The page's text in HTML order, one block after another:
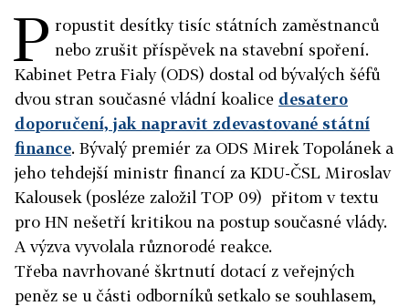
P ropustit desítky tisíc státních zaměstnanců
nebo zrušit příspěvek na stavební spoření.
Kabinet Petra Fialy (ODS) dostal od bývalých šéfů
dvou stran současné vládní koalice desatero
doporučení, jak napravit zdevastované státní
finance. Bývalý premiér za ODS Mirek Topolánek a
jeho tehdejší ministr financí za KDU-ČSL Miroslav
Kalousek (posléze založil TOP 09) přitom v textu
pro HN nešetří kritikou na postup současné vlády.
A výzva vyvolala různorodé reakce.
Třeba navrhované škrtnutí dotací z veřejných
peněz se u části odborníků setkalo se souhlasem,